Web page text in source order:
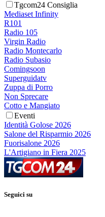
Tgcom24 Consiglia
Mediaset Infinity
R101
Radio 105
Virgin Radio
Radio Montecarlo
Radio Subasio
Comingsoon
Superguidatv
Zuppa di Porro
Non Sprecare
Cotto e Mangiato
Eventi
Identità Golose 2026
Salone del Risparmio 2026
Fuorisalone 2026
L'Artigiano in Fiera 2025
Seguici su